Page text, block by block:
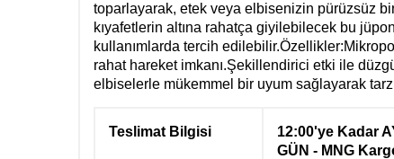
toparlayarak, etek veya elbisenizin pürüzsüz
kıyafetlerin altına rahatça giyilebilecek bu
kullanımlarda tercih
rahat hareket imkanı.Şekillendirici etki ile
elbiselerle mükemmel bir uyum sağlayarak
Teslimat Bilgisi
12:00'ye Kadar
GÜN - MNG